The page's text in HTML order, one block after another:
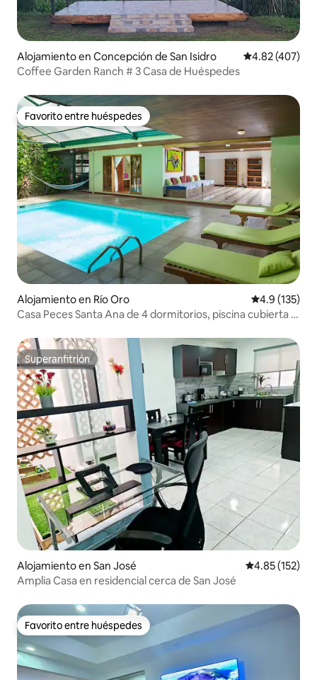
Alojamiento en Concepción de San Isidro Calificación
4.82 (407)
Coffee Garden Ranch # 3 Casa de Huéspedes
Favorito entre huéspedes
Favorito entre huéspedes
Alojamiento en Río Oro Calificación
4.9 (135)
Casa Peces Santa Ana de 4 dormitorios, piscina cubierta y
Superanfitrión
Superanfitrión
Alojamiento en San José Calificación
4.85 (152)
Amplia Casa en residencial cerca de San José
Favorito entre huéspedes
Favorito entre huéspedes